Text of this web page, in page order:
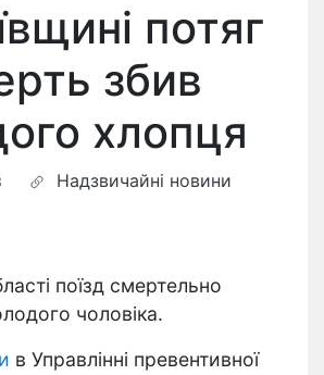
потяг
збив
хлопця
Надзвичайні новини
поїзд смертельно
чоловіка.
в Управлінні превентивної